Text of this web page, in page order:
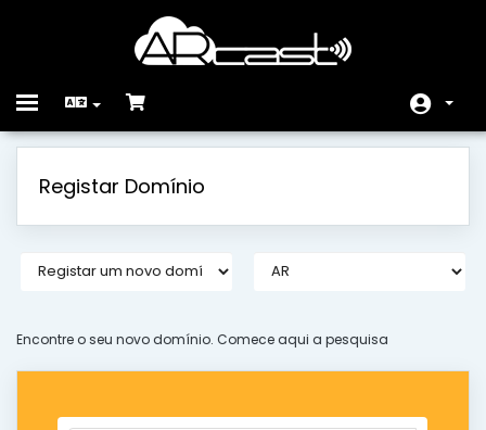
Toggle
Estado da Rede
Registar Domínio
Encontre o seu novo domínio. Comece aqui a pesquisa